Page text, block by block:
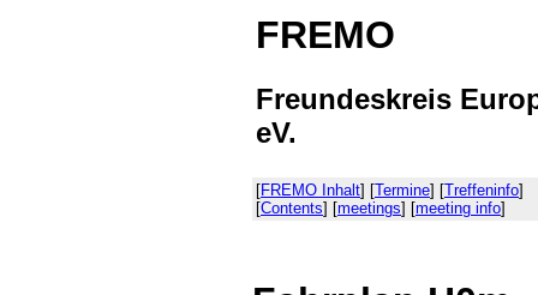
FREMO
Freundeskreis
eV.
[FREMO Inhalt] [Termine] [Treffeninfo]
[Contents] [meetings] [meeting info]